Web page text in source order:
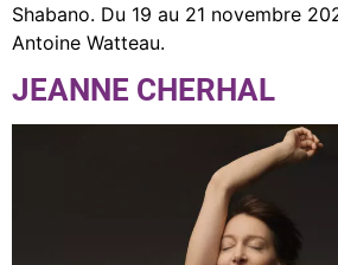
Shabano. Du 19 au 21 novembre
Antoine Watteau.
JEANNE CHERHAL